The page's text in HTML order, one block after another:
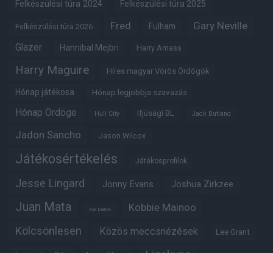
Felkészülési túra 2024 Felkészülési túra 2025
Felkészülési túra 2026 Fred Fulham Gary Neville
Glazer Hannibal Mejbri Harry Amass
Harry Maguire Híres magyar Vörös Ördögök
Hónap játékosa Hónap legjobbja szavazás
Hónap Ördöge Hull City Ifjúsági BL Jack Butland
Jadon Sancho Jason Wilcox
Játékosértékelés Játékosprofilok
Jesse Lingard Jonny Evans Joshua Zirkzee
Juan Mata Karl Darlow Kobbie Mainoo
Kölcsönlesen Közös meccsnézések Lee Grant